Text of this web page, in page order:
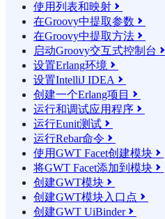
使用列表和映射 
在Groovy中提取参数 
在Groovy中提取方法 
启动Groovy交互式控制台 
设置Erlang环境 
设置IntelliJ IDEA 
创建一个Erlang项目 
运行和调试应用程序 
运行Eunit测试 
运行Rebar命令 
使用GWT Facet创建模块 
将GWT Facet添加到模块 
创建GWT模块 
创建GWT模块入口点 
创建GWT UiBinder